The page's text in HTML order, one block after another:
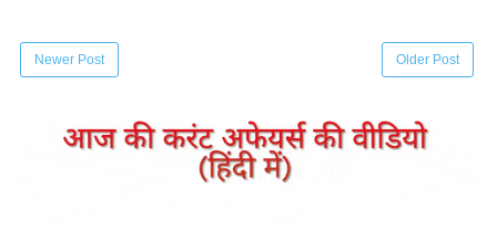
Newer Post Older Post